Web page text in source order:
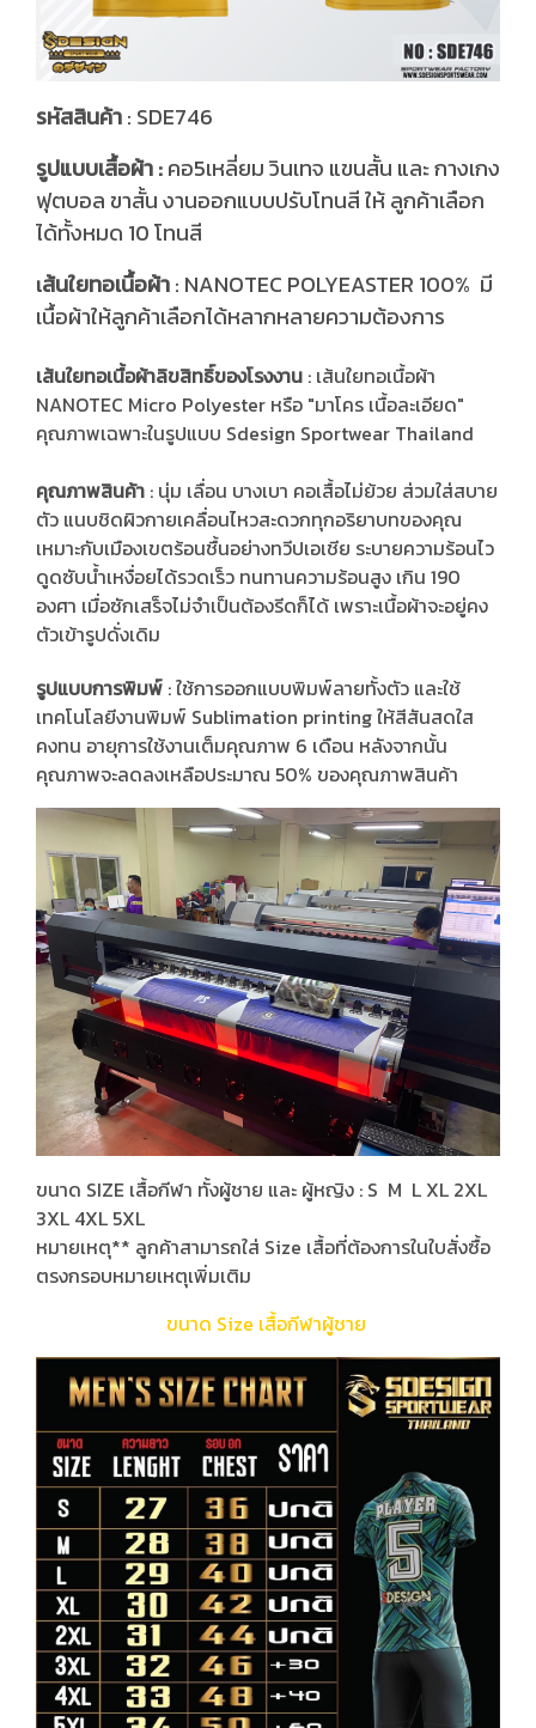
รหัสสินค้า: SDE746
รูปแบบเสื้อผ้า :คอ5เหลี่ยม วินเทจ แขนสั้น และ กางเกง
ฟุตบอล ขาสั้น งานออกแบบปรับโทนสี ให้ ลูกค้าเลือก
ได้ทั้งหมด 10 โทนสี
เส้นใยทอเนื้อผ้า: NANOTEC POLYEASTER 100% มี
เนื้อผ้าให้ลูกค้าเลือกได้หลากหลายความต้องการ
เส้นใยทอเนื้อผ้าลิขสิทธิ์ของโรงงาน : เส้นใยทอเนื้อผ้า
NANOTEC Micro Polyester หรือ "มาโคร เนื้อละเอียด"
คุณภาพเฉพาะในรูปแบบ Sdesign Sportwear Thailand
คุณภาพสินค้า : นุ่ม เลื่อน บางเบา คอเสื้อไม่ย้วย ส่วมใส่สบาย
ตัว แนบชิดผิวกายเคลื่อนไหวสะดวกทุกอริยาบทของคุณ
เหมาะกับเมืองเขตร้อนชื้นอย่างทวีปเอเชีย ระบายความร้อนไว
ดูดซับน้ำเหงื่อยได้รวดเร็ว ทนทานความร้อนสูง เกิน 190
องศา เมื่อซักเสร็จไม่จำเป็นต้องรีดก็ได้ เพราะเนื้อผ้าจะอยู่คง
ตัวเข้ารูปดั่งเดิม
รูปแบบการพิมพ์ : ใช้การออกแบบพิมพ์ลายทั้งตัว และใช้
เทคโนโลยีงานพิมพ์ Sublimation printing ให้สีสันสดใส
คงทน อายุการใช้งานเต็มคุณภาพ 6 เดือน หลังจากนั้น
คุณภาพจะลดลงเหลือประมาณ 50% ของคุณภาพสินค้า
ขนาด SIZE เสื้อกีฬา ทั้งผู้ชาย และ ผู้หญิง : S M L XL 2XL
3XL 4XL 5XL
หมายเหตุ** ลูกค้าสามารถใส่ Size เสื้อที่ต้องการในใบสั่งซื้อ
ตรงกรอบหมายเหตุเพิ่มเติม
ขนาด Size เสื้อกีฬาผู้ชาย